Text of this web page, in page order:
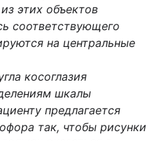
этих объектов
соответствующего
на центральные
косоглазия
шкалы
предлагается
так, чтобы рисунки